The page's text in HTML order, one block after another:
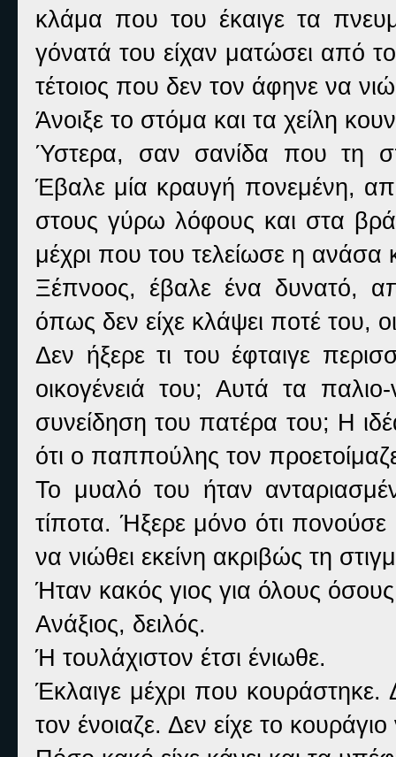
κλάμα που του έκαιγε τα
γόνατά του είχαν ματώσει από
τέτοιος που δεν τον άφηνε να
Άνοιξε το στόμα και τα χείλη
Ύστερα, σαν σανίδα που τη
Έβαλε μία κραυγή πονεμένη,
στους γύρω λόφους και στα
μέχρι που του τελείωσε η ανάσα
Ξέπνοος, έβαλε ένα δυνατό,
όπως δεν είχε κλάψει ποτέ του,
Δεν ήξερε τι του έφταιγε
οικογένειά του; Αυτά τα
συνείδηση του πατέρα του; Η
ότι ο παππούλης τον
Το μυαλό του ήταν
τίποτα. Ήξερε μόνο ότι
να νιώθει εκείνη ακριβώς τη
Ήταν κακός γιος για όλους
Ανάξιος, δειλός.
Ή τουλάχιστον έτσι ένιωθε.
Έκλαιγε μέχρι που κουράστηκε.
τον ένοιαζε. Δεν είχε το